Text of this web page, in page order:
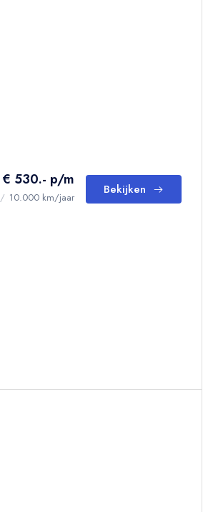
€ 530.- p/m
/ 10.000 km/jaar
Bekijken